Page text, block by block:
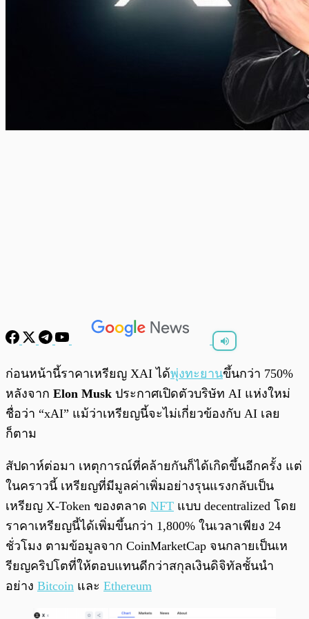
พร้อมเล่น /
ก่อนหน้านี้ราคาเหรียญ XAI ได้พุ่งทะยานขึ้นกว่า 750%
หลังจาก Elon Musk ประกาศเปิดตัวบริษัท AI แห่งใหม่
ชื่อว่า “xAI” แม้ว่าเหรียญนี้จะไม่เกี่ยวข้องกับ AI เลย
ก็ตาม
สัปดาห์ต่อมา เหตุการณ์ที่คล้ายกันก็ได้เกิดขึ้นอีกครั้ง แต่
ในคราวนี้ เหรียญที่มีมูลค่าเพิ่มอย่างรุนแรงกลับเป็น
เหรียญ X-Token ของตลาด NFT แบบ decentralized โดย
ราคาเหรียญนี้ได้เพิ่มขึ้นกว่า 1,800% ในเวลาเพียง 24
ชั่วโมง ตามข้อมูลจาก CoinMarketCap จนกลายเป็นเห
รียญคริปโตที่ให้ตอบแทนดีกว่าสกุลเงินดิจิทัลชั้นนำ
อย่าง Bitcoin และ Ethereum